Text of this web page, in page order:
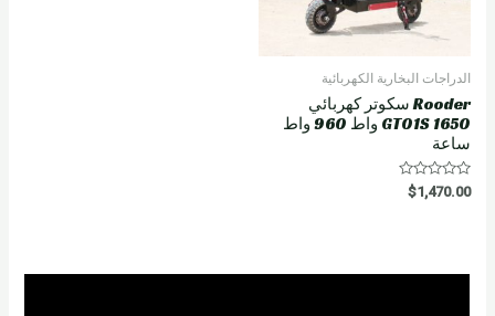
الدراجات البخارية الكهربائية
Rooder سكوتر كهربائي
GT01S 1650 واط 960 واط
ساعة
R
a
$1,470.00